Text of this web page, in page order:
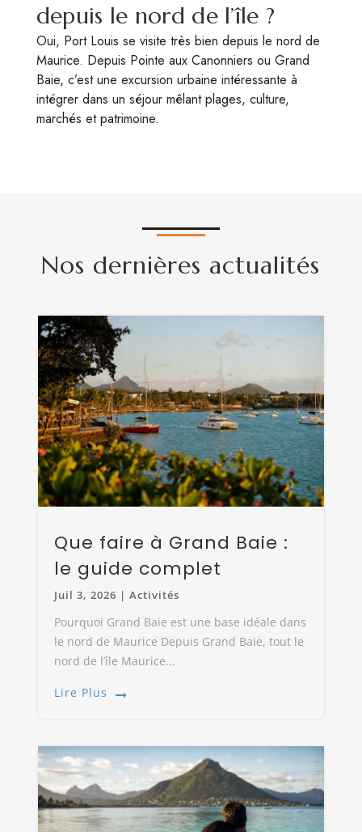
depuis le nord de l’île ?
Oui, Port Louis se visite très bien depuis le nord de
Maurice. Depuis Pointe aux Canonniers ou Grand
Baie, c’est une excursion urbaine intéressante à
intégrer dans un séjour mêlant plages, culture,
marchés et patrimoine.
Nos dernières actualités
Que faire à Grand Baie :
le guide complet
Juil 3, 2026 | Activités
Pourquoi Grand Baie est une base idéale dans
le nord de Maurice Depuis Grand Baie, tout le
nord de l’île Maurice...
Lire Plus